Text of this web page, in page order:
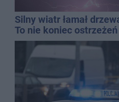
Silny wiatr łamał
To nie koniec ostrzeżeń